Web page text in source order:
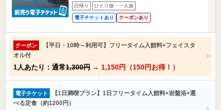
日帰り ひとり旅・一人旅
電子チケットあり クーポンあり
クーポン
【平日・10時～利用可】フリータイム入館料+フェイスタ
オル付
1人あたり：通常1,300円 → 1,150円（150円お得！）
電子チケット
【1日満喫プラン】1日フリータイム入館料+岩盤浴+選
べる定食（約1200円）